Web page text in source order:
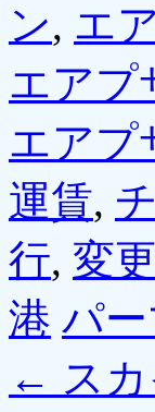
ン, エ
エアプ
エアプ
運賃,
行, 変
港 パ
← ス